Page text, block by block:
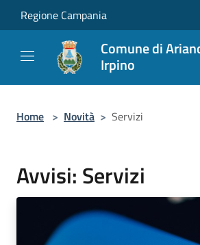
Salta al contenuto principale
Regione Campania
Comune di
Irpino
Home > Novità > Servizi
Avvisi: Servizi